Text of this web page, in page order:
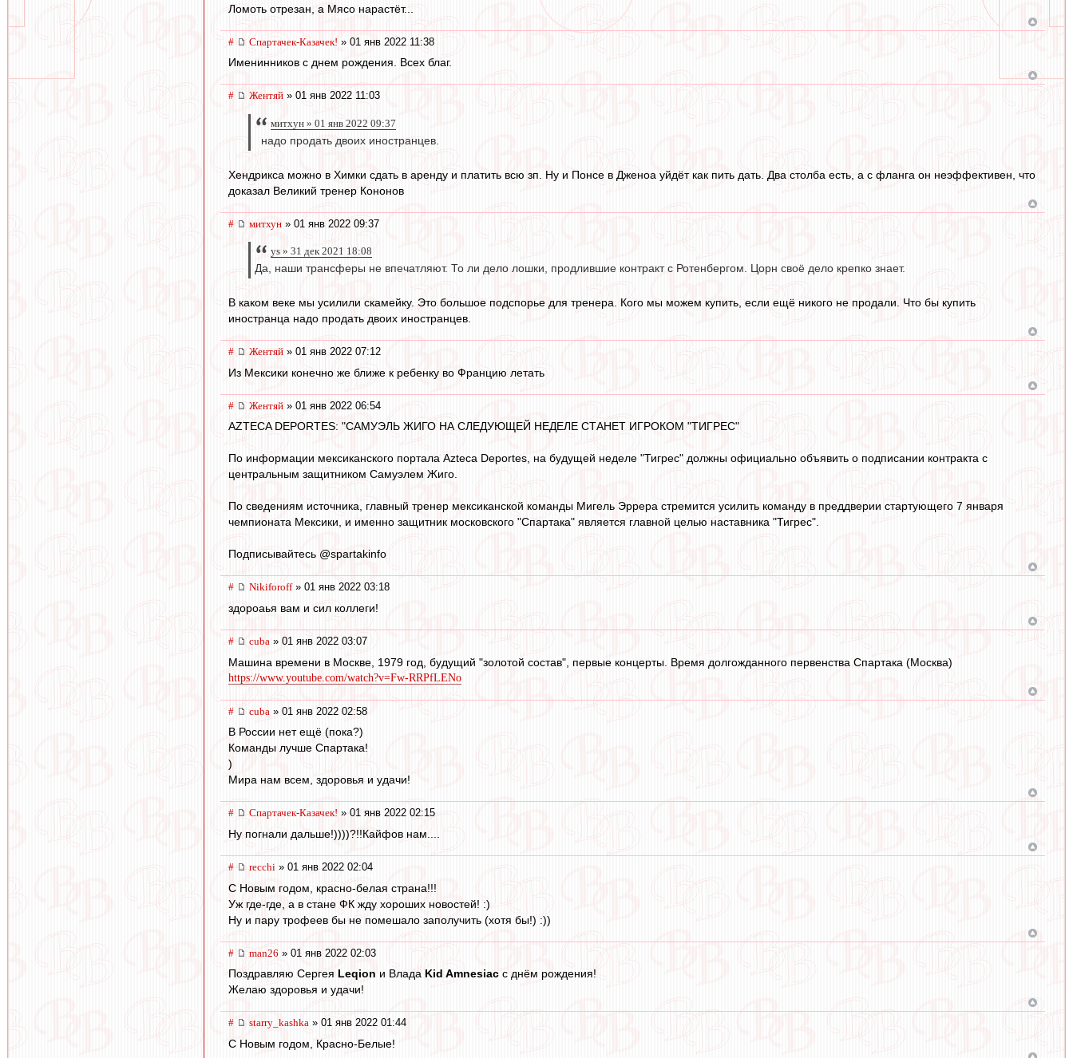
Ломоть отрезан, а Мясо нарастёт...
# Спартачек-Казачек! » 01 янв 2022 11:38
Именинников с днем рождения. Всех благ.
# Жентяй » 01 янв 2022 11:03
митхун » 01 янв 2022 09:37
надо продать двоих иностранцев.
Хендрикса можно в Химки сдать в аренду и платить всю зп. Ну и Понсе в Дженоа уйдёт как пить дать. Два столба есть, а с фланга он неэффективен, что
доказал Великий тренер Кононов
# митхун » 01 янв 2022 09:37
ys » 31 дек 2021 18:08
Да, наши трансферы не впечатляют. То ли дело лошки, продлившие контракт с Ротенбергом. Цорн своё дело крепко знает.
В каком веке мы усилили скамейку. Это большое подспорье для тренера. Кого мы можем купить, если ещё никого не продали. Что бы купить
иностранца надо продать двоих иностранцев.
# Жентяй » 01 янв 2022 07:12
Из Мексики конечно же ближе к ребенку во Францию летать
# Жентяй » 01 янв 2022 06:54
AZTECA DEPORTES: "САМУЭЛЬ ЖИГО НА СЛЕДУЮЩЕЙ НЕДЕЛЕ СТАНЕТ ИГРОКОМ "ТИГРЕС"
По информации мексиканского портала Azteca Deportes, на будущей неделе "Тигрес" должны официально объявить о подписании контракта с
центральным защитником Самуэлем Жиго.
По сведениям источника, главный тренер мексиканской команды Мигель Эррера стремится усилить команду в преддверии стартующего 7 января
чемпионата Мексики, и именно защитник московского "Спартака" является главной целью наставника "Тигрес".
Подписывайтесь @spartakinfo
# Nikiforoff» 01 янв 2022 03:18
здороаья вам и сил коллеги!
# cuba » 01 янв 2022 03:07
Машина времени в Москве, 1979 год, будущий "золотой состав", первые концерты. Время долгожданного первенства Спартака (Москва)
https://www.youtube.com/watch?v=Fw-RRPfLENo
# cuba » 01 янв 2022 02:58
В России нет ещё (пока?)
Команды лучше Спартака!
)
Мира нам всем, здоровья и удачи!
# Спартачек-Казачек! » 01 янв 2022 02:15
Ну погнали дальше!))))?!!Кайфов нам....
# recchi » 01 янв 2022 02:04
С Новым годом, красно-белая страна!!!
Уж где-где, а в стане ФК жду хороших новостей! :)
Ну и пару трофеев бы не помешало заполучить (хотя бы!) :))
# man26 » 01 янв 2022 02:03
Поздравляю Сергея Leqion и Влада Kid Amnesiac с днём рождения!
Желаю здоровья и удачи!
# starry_kashka » 01 янв 2022 01:44
С Новым годом, Красно-Белые!